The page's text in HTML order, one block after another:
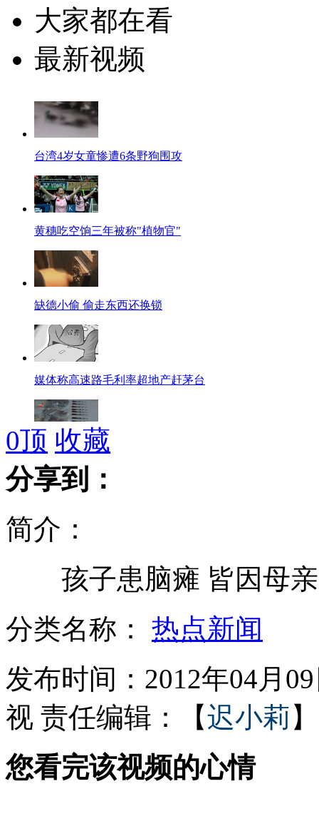
大家都在看
最新视频
台湾4岁女童惨遭6条野狗围攻
黄穗吃空饷三年被称"植物官"
缺德小偷 偷走东西还换锁
媒体称高速路毛利率超地产赶茅台
男子偷狗射毒镖 自己中毒身亡
致4死太湖事因：游艇驾驶员酒驾
男子误闯拍戏现场 被"枪"顶住头
送餐员被豪车刮蹭 记车牌遭围殴
0顶 收藏
分享到：
简介：
孩子患脑瘫 皆因母亲
分类名称： 热点新闻
发布时间：2012年04月
视 责任编辑：【迟小莉 】
您看完该视频的心情